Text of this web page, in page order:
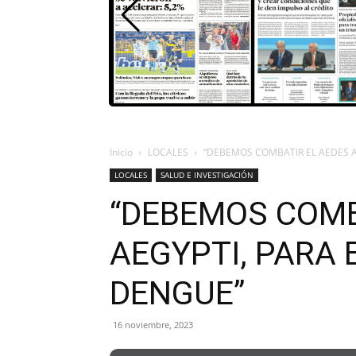
Inicio LOCALES “DEBEMOS COMBATIR EL AEDES
LOCALES SALUD E INVESTIGACIÓN
“DEBEMOS
AEGYPTI, PARA
DENGUE”
16 noviembre, 2023